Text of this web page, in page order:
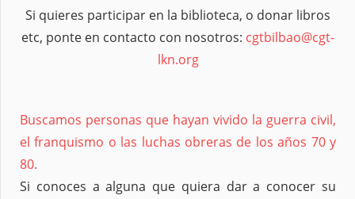
Si quieres participar en la biblioteca, o donar libros
etc, ponte en contacto con nosotros: cgtbilbao@cgt-
lkn.org
Buscamos personas que hayan vivido la guerra civil,
el franquismo o las luchas obreras de los años 70 y
80.
Si conoces a alguna que quiera dar a conocer su